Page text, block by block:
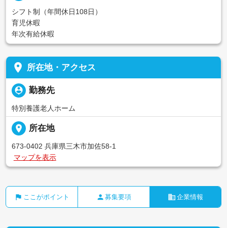
シフト制（年間休日108日）
育児休暇
年次有給休暇
place 所在地・アクセス
person_pin 勤務先
特別養護老人ホーム
place 所在地
673-0402 兵庫県三木市加佐58-1
マップを表示
flag ここがポイント person 募集要項 business 企業情報